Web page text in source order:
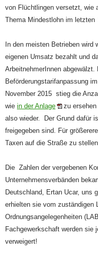
von Flüchtlingen versetzt, wie
Thema Mindestlohn im
In den meisten Betrieben wird
eigenen Umsatz bezahlt und
ArbeitnehmerInnen
Beförderungstarifanpassung
November 2015 stieg die
wie in der Anlage
zu
also wieder. Der Grund dafür
freigegeben sind. Für
Taxen auf die Straße zu
Die Zahlen der vergebenen
Unternehmensverbänden
Deutschland, Ertan Ucar, uns
erhielten sie vom zuständigen
Ordnungsangelegenheiten
Fachgewerkschaft werden sie
verweigert!